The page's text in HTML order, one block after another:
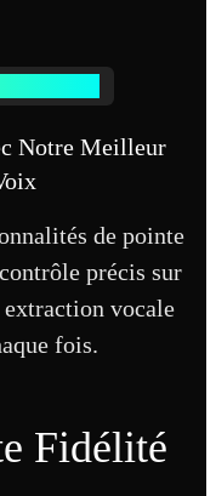
Notre Meilleur
de pointe
précis sur
vocale
fois.
Fidélité